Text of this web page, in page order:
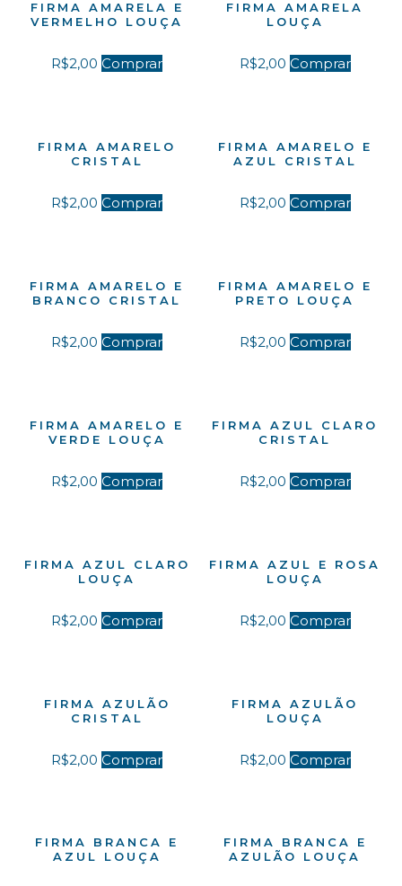
FIRMA AMARELA E
VERMELHO LOUÇA
R$2,00 Comprar
FIRMA AMARELA
LOUÇA
R$2,00 Comprar
FIRMA AMARELO
CRISTAL
R$2,00 Comprar
FIRMA AMARELO E
AZUL CRISTAL
R$2,00 Comprar
FIRMA AMARELO E
BRANCO CRISTAL
R$2,00 Comprar
FIRMA AMARELO E
PRETO LOUÇA
R$2,00 Comprar
FIRMA AMARELO E
VERDE LOUÇA
R$2,00 Comprar
FIRMA AZUL CLARO
CRISTAL
R$2,00 Comprar
FIRMA AZUL CLARO
LOUÇA
R$2,00 Comprar
FIRMA AZUL E ROSA
LOUÇA
R$2,00 Comprar
FIRMA AZULÃO
CRISTAL
R$2,00 Comprar
FIRMA AZULÃO
LOUÇA
R$2,00 Comprar
FIRMA BRANCA E
AZUL LOUÇA
FIRMA BRANCA E
AZULÃO LOUÇA